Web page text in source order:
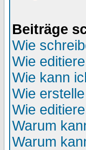
Beiträge
Wie
Wie
Wie kann
Wie
Wie
Warum
Warum